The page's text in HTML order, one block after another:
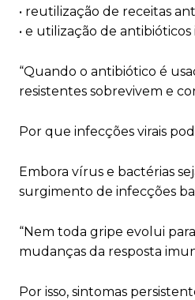
• reutilização de receitas
• e utilização de
“Quando o antibiótico é
resistentes sobrevivem e
Por que infecções virais
Embora vírus e bactérias
surgimento de infecções
“Nem toda gripe evolui
mudanças da resposta
Por isso, sintomas